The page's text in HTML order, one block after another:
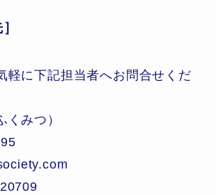
軽に下記担当者へお問合せくだ
くみつ）